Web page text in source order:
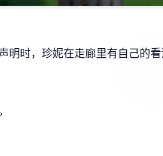
明时，珍妮在走廊里有自己的